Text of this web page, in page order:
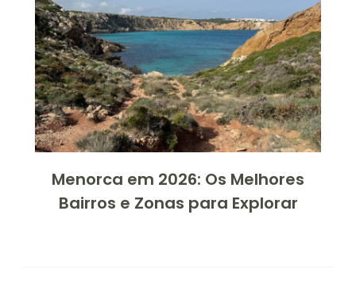
Menorca em 2026: Os Melhores
Bairros e Zonas para Explorar